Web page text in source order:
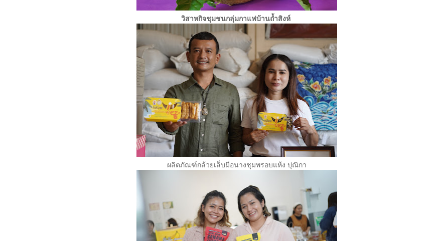
วิสาหกิจชุมชนกลุ่มกาแฟบ้านถ้ำสิงห์
ผลิตภัณฑ์กล้วยเล็บมือนางชุมพรอบแห้ง ปุณิกา